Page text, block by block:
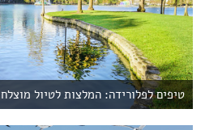
טיפים לפלורידה: המלצות לטיול מוצלח